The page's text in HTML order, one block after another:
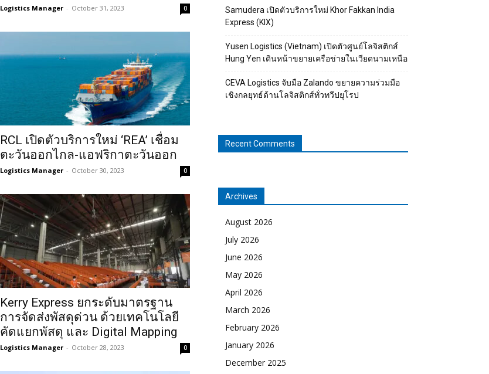
Logistics Manager - October 31, 2023 0
RCL เปิดตัวบริการใหม่ ‘REA’ เชื่อม
ตะวันออกไกล-แอฟริกาตะวันออก
Logistics Manager - October 30, 2023 0
Kerry Express ยกระดับมาตรฐาน
การจัดส่งพัสดุด่วน ด้วยเทคโนโลยี
คัดแยกพัสดุ และ Digital Mapping
Logistics Manager - October 28, 2023 0
Samudera เปิดตัวบริการใหม่ Khor Fakkan India
Express (KIX)
Yusen Logistics (Vietnam) เปิดตัวศูนย์โลจิสติกส์
Hung Yen เดินหน้าขยายเครือข่ายในเวียดนามเหนือ
CEVA Logistics จับมือ Zalando ขยายความร่วมมือ
เชิงกลยุทธ์ด้านโลจิสติกส์ทั่วทวีปยุโรป
Recent Comments
Archives
August 2026
July 2026
June 2026
May 2026
April 2026
March 2026
February 2026
January 2026
December 2025